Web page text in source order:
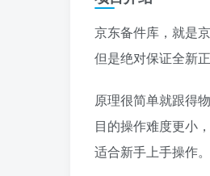
京东备件库，就是
但是绝对保证全新
原理很简单就跟得
目的操作难度更小
适合新手上手操作。